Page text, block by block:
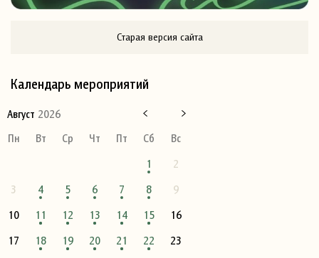
Старая версия сайта
Календарь мероприятий
Август 2026
Пн
Вт Ср Чт Пт Сб
Вс
1
2
3
4 5 6 7 8
9
10
11 12 13 14 15
16
17
18 19 20 21 22
23